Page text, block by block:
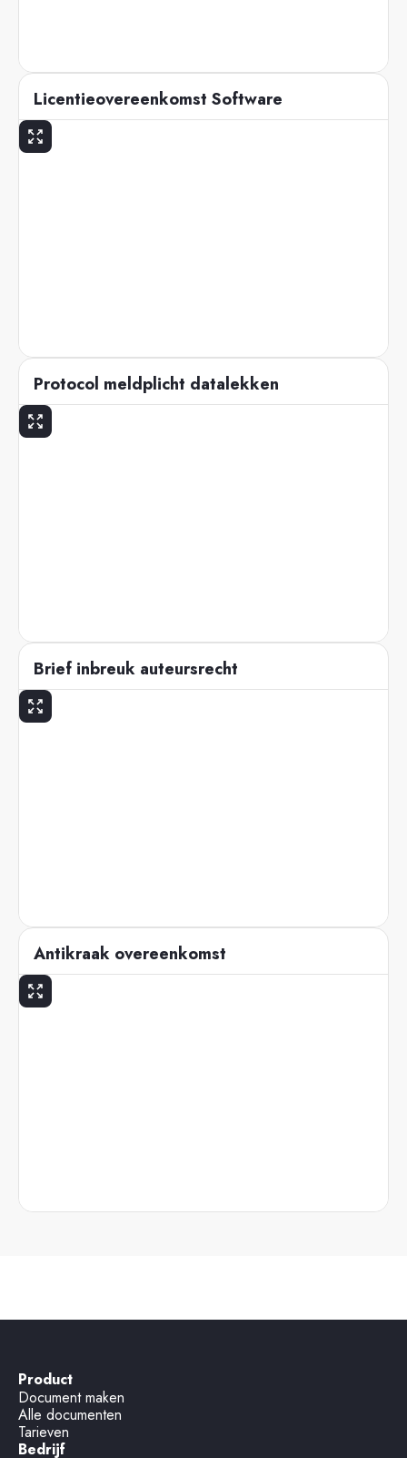
Licentieovereenkomst Software
Protocol meldplicht datalekken
Brief inbreuk auteursrecht
Antikraak overeenkomst
Product
Document maken
Alle documenten
Tarieven
Bedrijf